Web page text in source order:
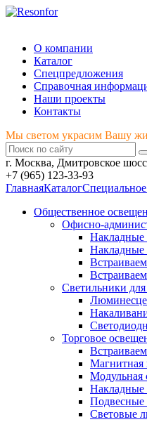
О компании
Каталог
Спецпредложения
Справочная
Наши проекты
Контакты
Мы светом украсим Вашу
г. Москва, Дмитровское
+7 (965) 123-33-93
ГлавнаяКаталог
Общественное
Офисно-
Накладные
Накладные
Светильники
Торговое
Магнитная
Модульная
Накладные
Подвесные
Световые